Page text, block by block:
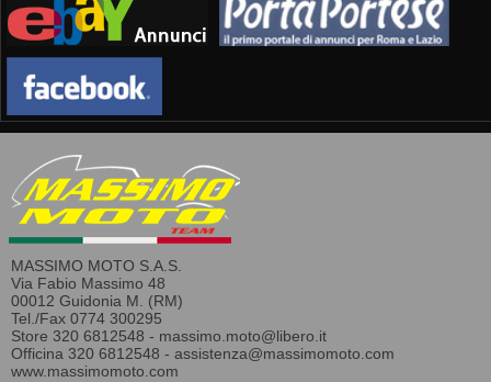
MASSIMO MOTO S.A.S.
Via Fabio Massimo 48
00012 Guidonia M. (RM)
Tel./Fax 0774 300295
Store 320 6812548 - massimo.moto@libero.it
Officina 320 6812548 - assistenza@massimomoto.com
www.massimomoto.com